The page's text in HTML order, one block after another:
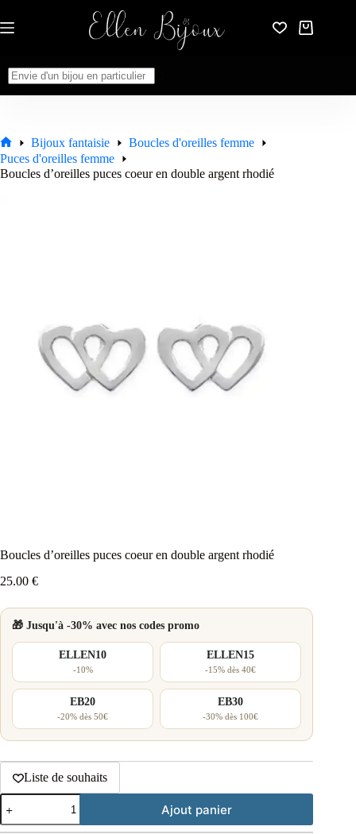
au
contenu
Panier
Accueil
Bijoux fantaisie
Boucles d'oreilles femme
Puces d'oreilles femme
Boucles d’oreilles puces coeur en double argent rhodié
Boucles d’oreilles puces coeur en double argent rhodié
25.00 €
🎁 Jusqu'à -30% avec nos codes promo
ELLEN10
-10%
ELLEN15
-15% dès 40€
EB20
-20% dès 50€
EB30
-30% dès 100€
Liste de souhaits
quantité
de
Boucles
Ajout panier